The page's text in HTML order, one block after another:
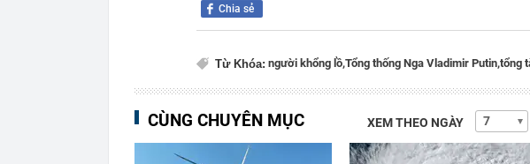
Chia sẻ
Từ Khóa: người khổng lồ,Tổng thống Nga Vladimir Putin,tổng
CÙNG CHUYÊN MỤC XEM THEO NGÀY